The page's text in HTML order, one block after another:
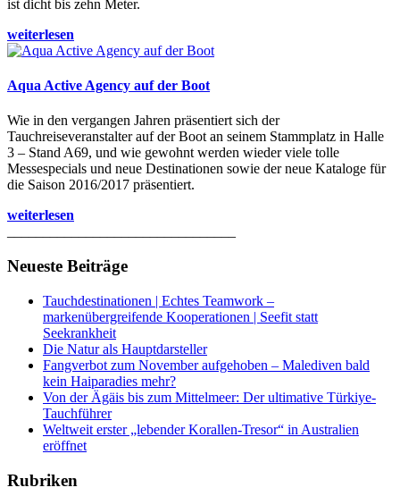
ist dicht bis zehn Meter.
weiterlesen
Aqua Active Agency auf der Boot
Wie in den vergangen Jahren präsentiert sich der
Tauchreiseveranstalter auf der Boot an seinem Stammplatz in Halle
3 – Stand A69, und wie gewohnt werden wieder viele tolle
Messespecials und neue Destinationen sowie der neue Kataloge für
die Saison 2016/2017 präsentiert.
weiterlesen
Neueste Beiträge
Tauchdestinationen | Echtes Teamwork –
markenübergreifende Kooperationen | Seefit statt
Seekrankheit
Die Natur als Hauptdarsteller
Fangverbot zum November aufgehoben – Malediven bald
kein Haiparadies mehr?
Von der Ägäis bis zum Mittelmeer: Der ultimative Türkiye-
Tauchführer
Weltweit erster „lebender Korallen-Tresor“ in Australien
eröffnet
Rubriken